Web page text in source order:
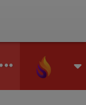
& kati na